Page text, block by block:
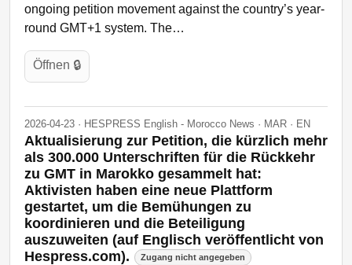
ongoing petition movement against the country’s year-
round GMT+1 system. The…
Öffnen 🔒
2026-04-23 · HESPRESS English - Morocco News · MAR · EN
Aktualisierung zur Petition, die kürzlich mehr
als 300.000 Unterschriften für die Rückkehr
zu GMT in Marokko gesammelt hat:
Aktivisten haben eine neue Plattform
gestartet, um die Bemühungen zu
koordinieren und die Beteiligung
auszuweiten (auf Englisch veröffentlicht von
Hespress.com).
Zugang nicht angegeben